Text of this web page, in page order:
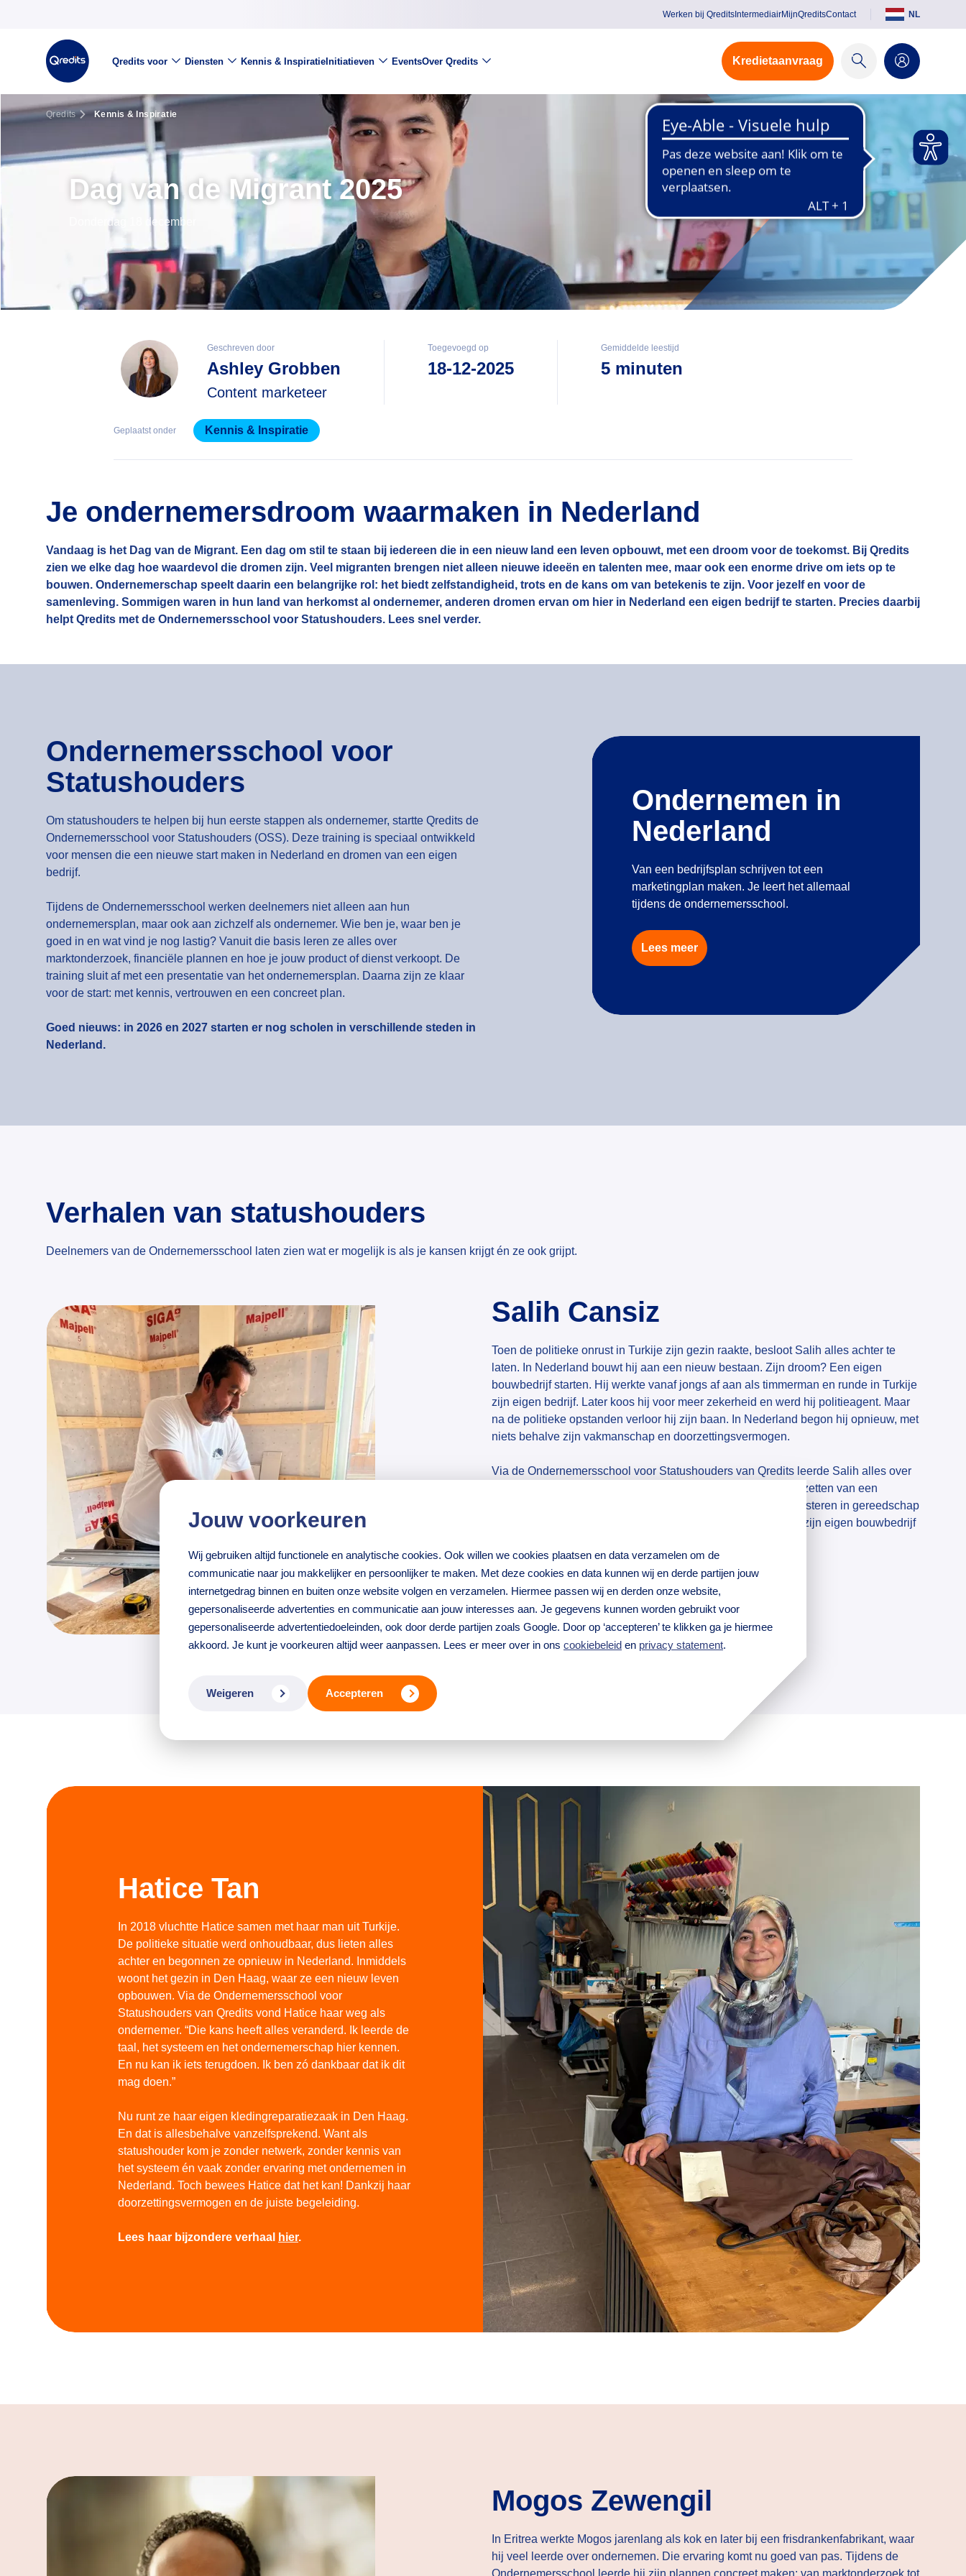
Jouw voorkeuren
Wij gebruiken altijd functionele en analytische cookies. Ook willen we cookies plaatsen en data verzamelen om de
communicatie naar jou makkelijker en persoonlijker te maken. Met deze cookies en data kunnen wij en derde partijen jouw
internetgedrag binnen en buiten onze website volgen en verzamelen. Hiermee passen wij en derden onze website,
gepersonaliseerde advertenties en communicatie aan jouw interesses aan. Je gegevens kunnen worden gebruikt voor
gepersonaliseerde advertentiedoeleinden, ook door derde partijen zoals Google. Door op ‘accepteren’ te klikken ga je hiermee
akkoord. Je kunt je voorkeuren altijd weer aanpassen. Lees er meer over in ons cookiebeleid en privacy statement.
Weigeren Accepteren
Werken bij Qredits IntermediairMijnQreditsContact NL
Qredits voor Diensten Kennis & InspiratieInitiatieven EventsOver Qredits Kredietaanvraag
Qredits Kennis & Inspiratie
Dag van de Migrant 2025
Donderdag 18 december
Geschreven door
Ashley Grobben
Content marketeer
Toegevoegd op
18-12-2025
Gemiddelde leestijd
5 minuten
Geplaatst onder Kennis & Inspiratie
Je ondernemersdroom waarmaken in Nederland
Vandaag is het Dag van de Migrant. Een dag om stil te staan bij iedereen die in een nieuw land een leven opbouwt, met een droom voor de toekomst. Bij Qredits
zien we elke dag hoe waardevol die dromen zijn. Veel migranten brengen niet alleen nieuwe ideeën en talenten mee, maar ook een enorme drive om iets op te
bouwen. Ondernemerschap speelt daarin een belangrijke rol: het biedt zelfstandigheid, trots en de kans om van betekenis te zijn. Voor jezelf en voor de
samenleving. Sommigen waren in hun land van herkomst al ondernemer, anderen dromen ervan om hier in Nederland een eigen bedrijf te starten. Precies daarbij
helpt Qredits met de Ondernemersschool voor Statushouders. Lees snel verder.
Ondernemersschool voor
Statushouders
Om statushouders te helpen bij hun eerste stappen als ondernemer, startte Qredits de
Ondernemersschool voor Statushouders (OSS). Deze training is speciaal ontwikkeld
voor mensen die een nieuwe start maken in Nederland en dromen van een eigen
bedrijf.
Tijdens de Ondernemersschool werken deelnemers niet alleen aan hun
ondernemersplan, maar ook aan zichzelf als ondernemer. Wie ben je, waar ben je
goed in en wat vind je nog lastig? Vanuit die basis leren ze alles over
marktonderzoek, financiële plannen en hoe je jouw product of dienst verkoopt. De
training sluit af met een presentatie van het ondernemersplan. Daarna zijn ze klaar
voor de start: met kennis, vertrouwen en een concreet plan.
Goed nieuws: in 2026 en 2027 starten er nog scholen in verschillende steden in
Nederland.
Ondernemen in
Nederland
Van een bedrijfsplan schrijven tot een
marketingplan maken. Je leert het allemaal
tijdens de ondernemersschool.
Lees meer
Verhalen van statushouders
Deelnemers van de Ondernemersschool laten zien wat er mogelijk is als je kansen krijgt én ze ook grijpt.
Salih Cansiz
Toen de politieke onrust in Turkije zijn gezin raakte, besloot Salih alles achter te
laten. In Nederland bouwt hij aan een nieuw bestaan. Zijn droom? Een eigen
bouwbedrijf starten. Hij werkte vanaf jongs af aan als timmerman en runde in Turkije
zijn eigen bedrijf. Later koos hij voor meer zekerheid en werd hij politieagent. Maar
na de politieke opstanden verloor hij zijn baan. In Nederland begon hij opnieuw, met
niets behalve zijn vakmanschap en doorzettingsvermogen.
Via de Ondernemersschool voor Statushouders van Qredits leerde Salih alles over
ondernemen in Nederland: van wet- en regelgeving tot het opzetten van een
van Qredits kon hij investeren in gereedschap
en een bedrijfswagen. Inmiddels werkt Salih aan de start van zijn eigen bouwbedrijf
Benieuwd naar het hele verhaal van Salih?
Lees meer
Hatice Tan
In 2018 vluchtte Hatice samen met haar man uit Turkije.
De politieke situatie werd onhoudbaar, dus lieten alles
achter en begonnen ze opnieuw in Nederland. Inmiddels
woont het gezin in Den Haag, waar ze een nieuw leven
opbouwen. Via de Ondernemersschool voor
Statushouders van Qredits vond Hatice haar weg als
ondernemer. “Die kans heeft alles veranderd. Ik leerde de
taal, het systeem en het ondernemerschap hier kennen.
En nu kan ik iets terugdoen. Ik ben zó dankbaar dat ik dit
mag doen.”
Nu runt ze haar eigen kledingreparatiezaak in Den Haag.
En dat is allesbehalve vanzelfsprekend. Want als
statushouder kom je zonder netwerk, zonder kennis van
het systeem én vaak zonder ervaring met ondernemen in
Nederland. Toch bewees Hatice dat het kan! Dankzij haar
doorzettingsvermogen en de juiste begeleiding.
Lees haar bijzondere verhaal hier.
Mogos Zewengil
In Eritrea werkte Mogos jarenlang als kok en later bij een frisdrankenfabrikant, waar
hij veel leerde over ondernemen. Die ervaring komt nu goed van pas. Tijdens de
Ondernemersschool leerde hij zijn plannen concreet maken: van marktonderzoek tot